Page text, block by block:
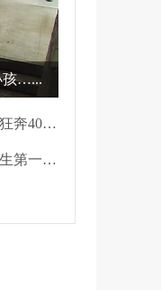
孩…...
鞋跑掉了也要抓住你！民警街头狂奔400米擒贼
她翻遍30年前尘封档案，收获人生第一面锦旗